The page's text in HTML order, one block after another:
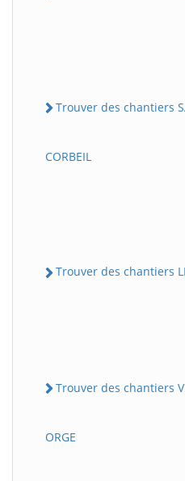
Trouver des chantiers
CORBEIL
Trouver des chantiers
Trouver des chantiers
ORGE